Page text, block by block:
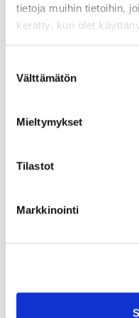
tietoja muihin tietoihin,
kerätty, kun olet
valinta
Välttämätön
Mieltymykset
Tilastot
Markkinointi